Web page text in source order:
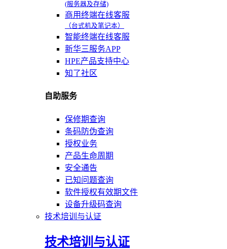
(服务器及存储)
商用终端在线客服
（台式机及笔记本）
智能终端在线客服
新华三服务APP
HPE产品支持中心
知了社区
自助服务
保修期查询
条码防伪查询
授权业务
产品生命周期
安全通告
已知问题查询
软件授权有效期文件
设备升级码查询
技术培训与认证
技术培训与认证